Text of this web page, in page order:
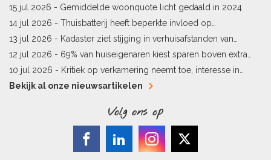
vergunningen
15 jul 2026 - Gemiddelde woonquote licht gedaald in 2024
14 jul 2026 - Thuisbatterij heeft beperkte invloed op
energielabel
13 jul 2026 - Kadaster ziet stijging in verhuisafstanden van
kopers
12 jul 2026 - 69% van huiseigenaren kiest sparen boven extra
hypotheekaflossing
10 jul 2026 - Kritiek op verkamering neemt toe, interesse in
alternatieven stijgt
Bekijk al onze nieuwsartikelen
Volg ons op